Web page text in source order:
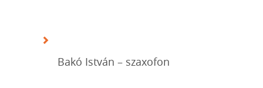
Bakó István – szaxofon